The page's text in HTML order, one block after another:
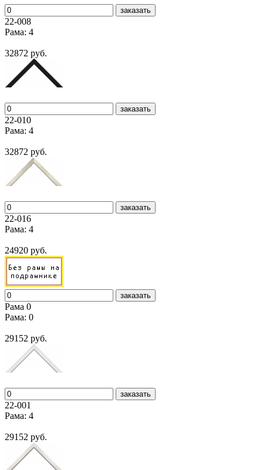
заказать
22-008
Рама: 4
32872 руб.
заказать
22-010
Рама: 4
32872 руб.
заказать
22-016
Рама: 4
24920 руб.
заказать
Рама 0
Рама: 0
29152 руб.
заказать
22-001
Рама: 4
29152 руб.